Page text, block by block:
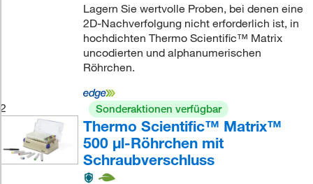
Lagern Sie wertvolle Proben, bei denen eine
2D-Nachverfolgung nicht erforderlich ist, in
hochdichten Thermo Scientific™ Matrix
uncodierten und alphanumerischen
Röhrchen.
2 Sonderaktionen verfügbar
Thermo Scientific™ Matrix™
500 μl-Röhrchen mit
Schraubverschluss